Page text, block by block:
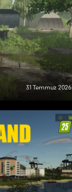
31 Temmuz 2026